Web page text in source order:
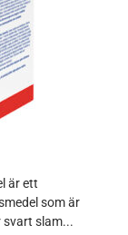
är ett
som är
slam...